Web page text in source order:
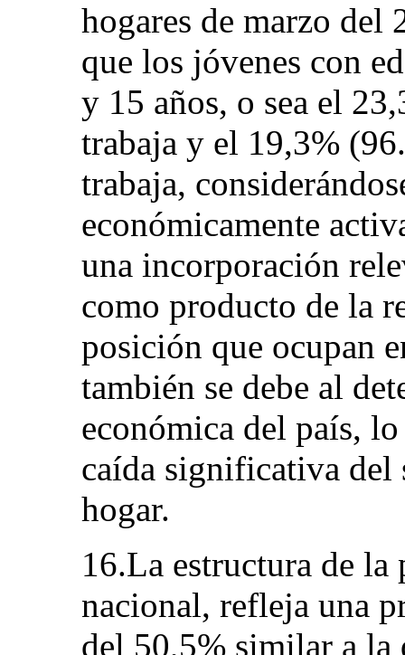
hogares de marzo del
que los jóvenes con
y 15 años, o sea el
trabaja y el 19,3%
trabaja,
económicamente
una incorporación
como producto de la
posición que ocupan
también se debe al
económica del país,
caída significativa del
hogar.
16.La estructura de
nacional, refleja una
del 50,5% similar a la